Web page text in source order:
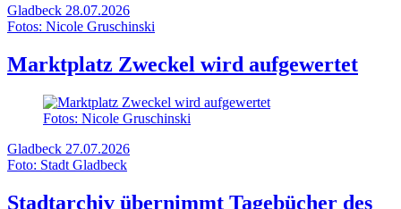
Gladbeck 28.07.2026
Fotos: Nicole Gruschinski
Marktplatz Zweckel wird aufgewertet
Fotos: Nicole Gruschinski
Gladbeck 27.07.2026
Foto: Stadt Gladbeck
Stadtarchiv übernimmt Tagebücher des